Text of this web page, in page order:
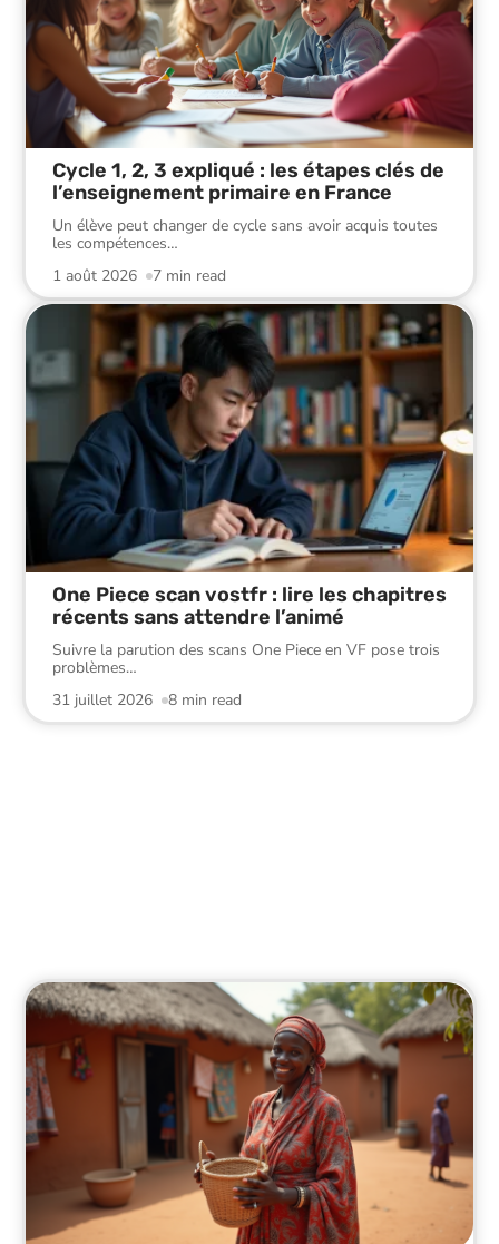
Cycle 1, 2, 3 expliqué : les étapes clés de
l’enseignement primaire en France
Un élève peut changer de cycle sans avoir acquis toutes
les compétences…
7 min read
1 août 2026
One Piece scan vostfr : lire les chapitres
récents sans attendre l’animé
Suivre la parution des scans One Piece en VF pose trois
problèmes…
8 min read
31 juillet 2026